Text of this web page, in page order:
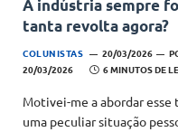
A indústria sempre
tanta revolta agora?
COLUNISTAS 20/03/2026
20/03/2026
6 MINUTOS DE
Motivei-me a abordar esse
uma peculiar situação